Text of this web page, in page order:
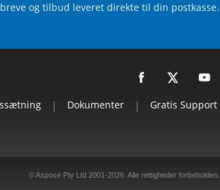
og tilbud leveret direkte til din postkasse.
| Dokumenter | Gratis Support
© Aspose Pty Ltd 2001-2026. Alle rettigheder forbeholdes.